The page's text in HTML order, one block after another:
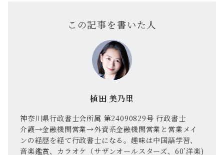
この記事を書いた人
植田 美乃里
神奈川県行政書士会所属 第24090829号 行政書士
介護→金融機関営業→外資系金融機関営業と営業メイ
ンの経歴を経て行政書士になる。趣味は中国語学習、
音楽鑑賞、カラオケ（サザンオールスターズ、60’洋楽)